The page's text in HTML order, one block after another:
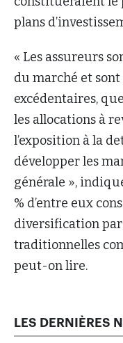
plans
« Les assureurs
du marché et
excédentaires,
les allocations à
l’exposition à la
développer les
générale »,
% d’entre eux
diversification par
traditionnelles
peut-on lire.
LES DERNIÈRES